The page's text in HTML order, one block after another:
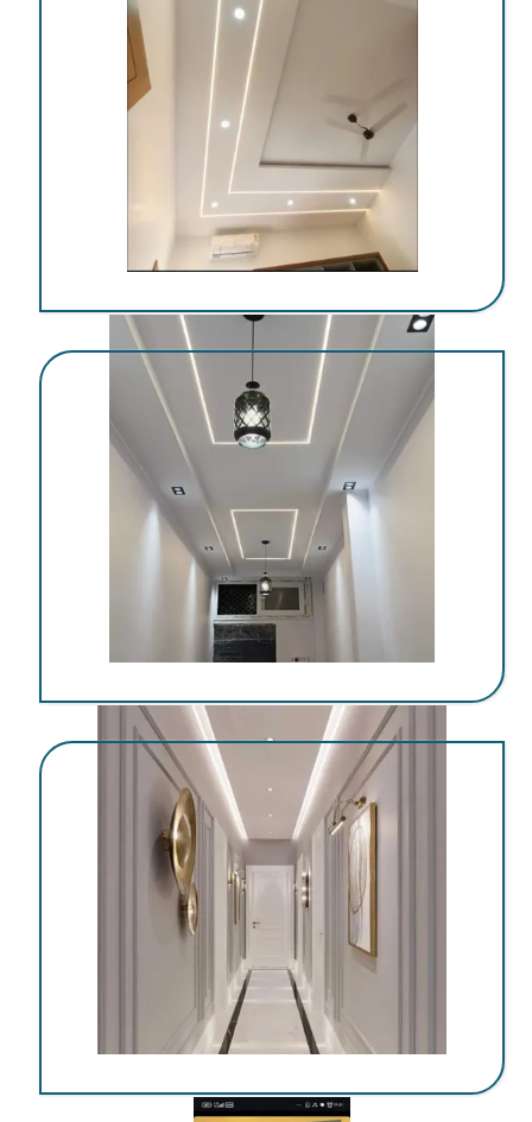
اجرای کناف در کرمان
اجرای کناف در کرمان
اجرای کناف در کرمان